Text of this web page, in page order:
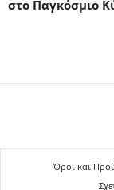
στο Παγκόσμιο
Όροι και